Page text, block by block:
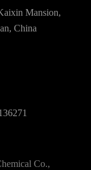
Mansion,
China
Co.,